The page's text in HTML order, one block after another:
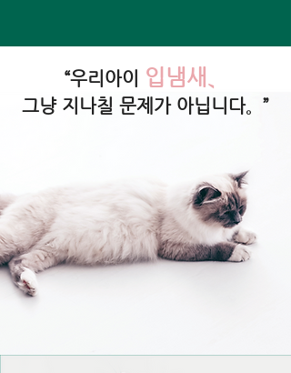
“우리아이 입냄새、
​그냥 지나칠 문제가 아닙니다。”